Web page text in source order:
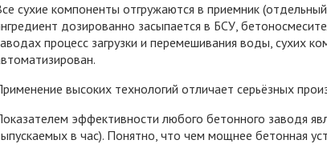
сухие компоненты отгружаются в приемник
дозированно засыпается в БСУ,
процесс загрузки и перемешивания воды, сухих
высоких технологий отличает серьёзных
эффективности любого бетонного заводя
в час). Понятно, что чем мощнее бетонная